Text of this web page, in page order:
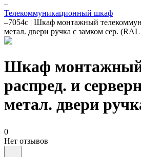
–
Телекоммуникационный шкаф
–7054c | Шкаф монтажный
метал. двери ручка с замком сер.
Шкаф монтажный
распред. и
метал. двери
0
Нет отзывов